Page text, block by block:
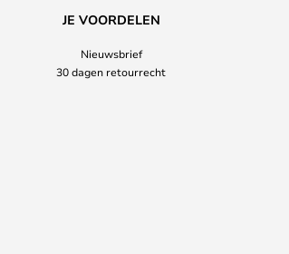
JE VOORDELEN
Nieuwsbrief
30 dagen retourrecht